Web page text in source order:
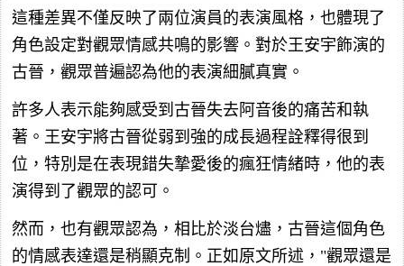
這種差異不僅反映了兩位演員的表演風格，也體現了
角色設定對觀眾情感共鳴的影響。對於王安宇飾演的
古晉，觀眾普遍認為他的表演細膩真實。
許多人表示能夠感受到古晉失去阿音後的痛苦和執
著。王安宇將古晉從弱到強的成長過程詮釋得很到
位，特別是在表現錯失摯愛後的瘋狂情緒時，他的表
演得到了觀眾的認可。
然而，也有觀眾認為，相比於淡台燼，古晉這個角色
的情感表達還是稍顯克制。正如原文所述，"觀眾還是